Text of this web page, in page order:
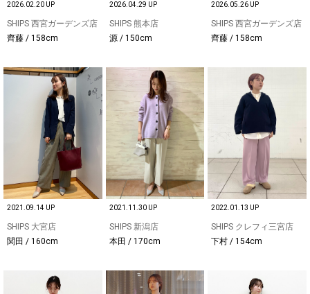
2026.02.20 UP
SHIPS 西宮ガーデンズ店
齊藤 / 158cm
2026.04.29 UP
SHIPS 熊本店
源 / 150cm
2026.05.26 UP
SHIPS 西宮ガーデンズ店
齊藤 / 158cm
2021.09.14 UP
SHIPS 大宮店
関田 / 160cm
2021.11.30 UP
SHIPS 新潟店
本田 / 170cm
2022.01.13 UP
SHIPS クレフィ三宮店
下村 / 154cm